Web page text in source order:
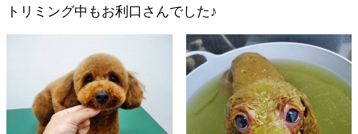
トリミング中もお利口さんでした♪